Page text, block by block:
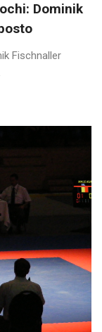
Dominik
Fischnaller